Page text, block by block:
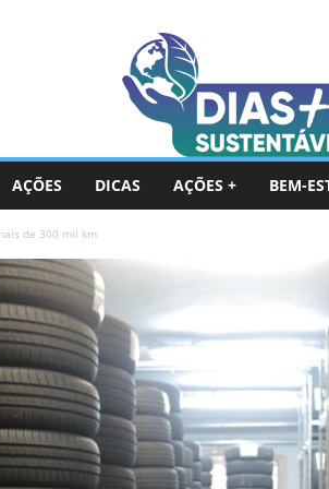
AÇÕES DICAS AÇÕES + BEM-
de 300 mil km